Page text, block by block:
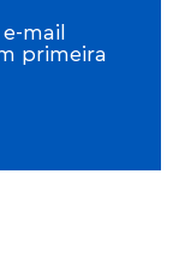
mail
primeira